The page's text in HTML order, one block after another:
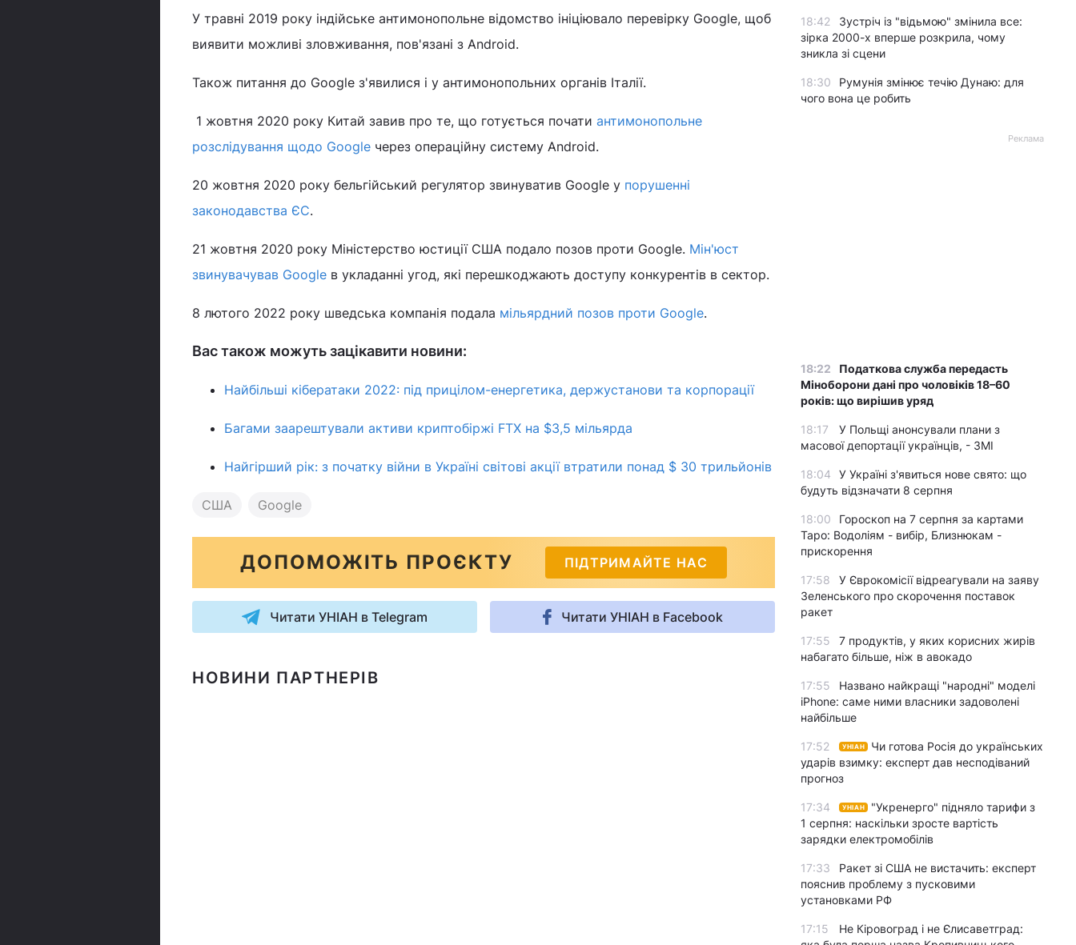
У травні 2019 року індійське антимонопольне відомство ініціювало перевірку Google, щоб
виявити можливі зловживання, пов'язані з Android.
Також питання до Google з'явилися і у антимонопольних органів Італії.
1 жовтня 2020 року Китай завив про те, що готується почати антимонопольне
розслідування щодо Google через операційну систему Android.
20 жовтня 2020 року бельгійський регулятор звинуватив Google у порушенні
законодавства ЄС.
21 жовтня 2020 року Міністерство юстиції США подало позов проти Google. Мін'юст
звинувачував Google в укладанні угод, які перешкоджають доступу конкурентів в сектор.
8 лютого 2022 року шведська компанія подала мільярдний позов проти Google.
Вас також можуть зацікавити новини:
Найбільші кібератаки 2022: під прицілом-енергетика, держустанови та корпорації
Багами заарештували активи криптобіржі FTX на $3,5 мільярда
Найгірший рік: з початку війни в Україні світові акції втратили понад $ 30 трильйонів
США Google
ДОПОМОЖІТЬ ПРОЄКТУ ПІДТРИМАЙТЕ НАС
Читати УНІАН в Telegram Читати УНІАН в Facebook
НОВИНИ ПАРТНЕРІВ
18:42
Зустріч із "відьмою" змінила все:
зірка 2000-х вперше розкрила, чому
зникла зі сцени
18:30
Румунія змінює течію Дунаю: для
чого вона це робить
Реклама
18:22
Податкова служба передасть
Міноборони дані про чоловіків 18–60
років: що вирішив уряд
18:17
У Польщі анонсували плани з
масової депортації українців, - ЗМІ
18:04
У Україні з'явиться нове свято: що
будуть відзначати 8 серпня
18:00
Гороскоп на 7 серпня за картами
Таро: Водоліям - вибір, Близнюкам -
прискорення
17:58
У Єврокомісії відреагували на заяву
Зеленського про скорочення поставок
ракет
17:55
7 продуктів, у яких корисних жирів
набагато більше, ніж в авокадо
17:55
Названо найкращі "народні" моделі
iPhone: саме ними власники задоволені
найбільше
17:52 УНІАН
Чи готова Росія до українських
ударів взимку: експерт дав несподіваний
прогноз
17:34 УНІАН
"Укренерго" підняло тарифи з
1 серпня: наскільки зросте вартість
зарядки електромобілів
17:33
Ракет зі США не вистачить: експерт
пояснив проблему з пусковими
установками РФ
17:15
Не Кіровоград і не Єлисаветград: